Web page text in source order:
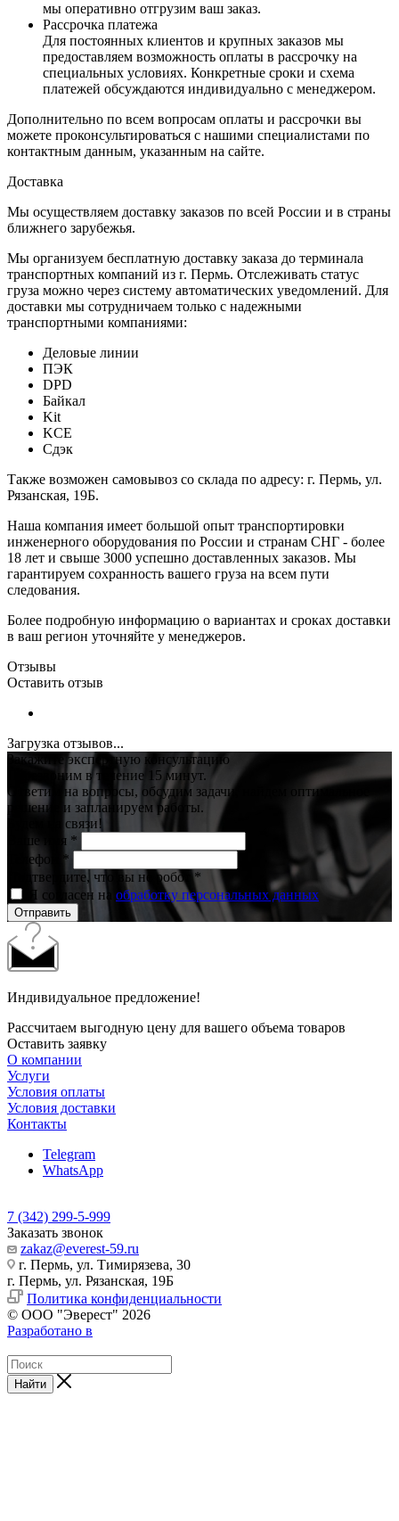
мы оперативно отгрузим ваш заказ.
Рассрочка платежа
Для постоянных клиентов и крупных заказов мы
предоставляем возможность оплаты в рассрочку на
специальных условиях. Конкретные сроки и схема
платежей обсуждаются индивидуально с менеджером.
Дополнительно по всем вопросам оплаты и рассрочки вы
можете проконсультироваться с нашими специалистами по
контактным данным, указанным на сайте.
Доставка
Мы осуществляем доставку заказов по всей России и в страны
ближнего зарубежья.
Мы организуем бесплатную доставку заказа до терминала
транспортных компаний из г. Пермь. Отслеживать статус
груза можно через систему автоматических уведомлений. Для
доставки мы сотрудничаем только с надежными
транспортными компаниями:
Деловые линии
ПЭК
DPD
Байкал
Kit
KCE
Сдэк
Также возможен самовывоз со склада по адресу: г. Пермь, ул.
Рязанская, 19Б.
Наша компания имеет большой опыт транспортировки
инженерного оборудования по России и странам СНГ - более
18 лет и свыше 3000 успешно доставленных заказов. Мы
гарантируем сохранность вашего груза на всем пути
следования.
Более подробную информацию о вариантах и сроках доставки
в ваш регион уточняйте у менеджеров.
Отзывы
Оставить отзыв
Загрузка отзывов...
Закажите экспертную консультацию
Перезвоним в течение 15 минут.
Ответим на вопросы, обсудим задачи, найдем оптимальное
решение и запланируем работы.
Будем на связи!
Ваше имя *
Телефон
*
Подтвердите, что вы не робот*
Я согласен на обработку персональных данных
Отправить
Индивидуальное предложение!
Рассчитаем выгодную цену для вашего объема товаров
Оставить заявку
О компании
Услуги
Условия оплаты
Условия доставки
Контакты
Telegram
WhatsApp
7 (342) 299-5-999
Заказать звонок
zakaz@everest-59.ru
г. Пермь, ул. Тимирязева, 30
г. Пермь, ул. Рязанская, 19Б
Политика конфиденциальности
© ООО "Эверест" 2026
Разработано в
Найти